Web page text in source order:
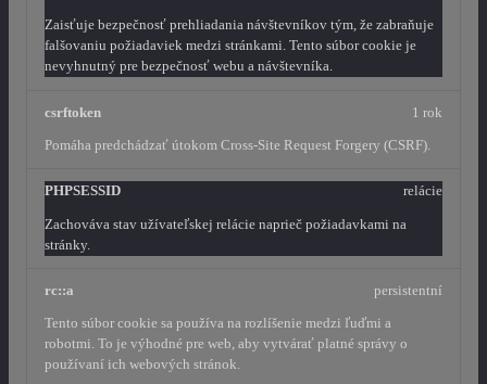
Zaisťuje bezpečnosť prehliadania návštevníkov tým, že zabraňuje
falšovaniu požiadaviek medzi stránkami. Tento súbor cookie je
nevyhnutný pre bezpečnosť webu a návštevníka.
csrftoken
Pomáha predchádzať útokom Cross-Site Request Forgery (CSRF).
1 rok
PHPSESSID
Zachováva stav užívateľskej relácie naprieč požiadavkami na
stránky.
relácie
rc::a
Tento súbor cookie sa používa na rozlíšenie medzi ľuďmi a
robotmi. To je výhodné pre web, aby vytvárať platné správy o
používaní ich webových stránok.
persistentní